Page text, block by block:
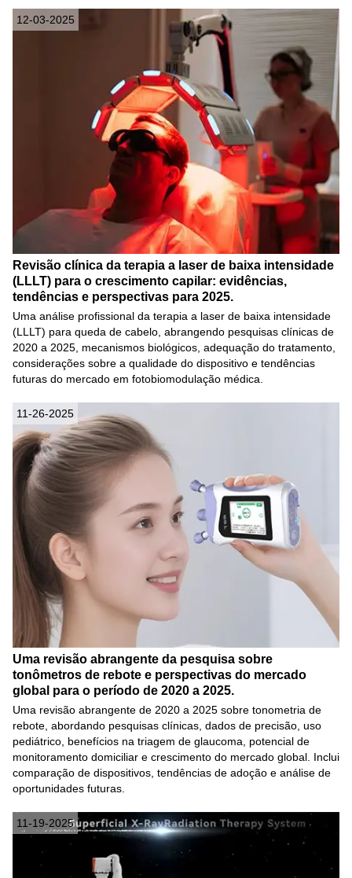
12-03-2025
Revisão clínica da terapia a laser de baixa intensidade
(LLLT) para o crescimento capilar: evidências,
tendências e perspectivas para 2025.
Uma análise profissional da terapia a laser de baixa intensidade
(LLLT) para queda de cabelo, abrangendo pesquisas clínicas de
2020 a 2025, mecanismos biológicos, adequação do tratamento,
considerações sobre a qualidade do dispositivo e tendências
futuras do mercado em fotobiomodulação médica.
11-26-2025
Uma revisão abrangente da pesquisa sobre
tonômetros de rebote e perspectivas do mercado
global para o período de 2020 a 2025.
Uma revisão abrangente de 2020 a 2025 sobre tonometria de
rebote, abordando pesquisas clínicas, dados de precisão, uso
pediátrico, benefícios na triagem de glaucoma, potencial de
monitoramento domiciliar e crescimento do mercado global. Inclui
comparação de dispositivos, tendências de adoção e análise de
oportunidades futuras.
11-19-2025